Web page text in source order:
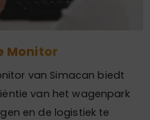
Monitor
van Simacan biedt
van het wagenpark
en de logistiek te